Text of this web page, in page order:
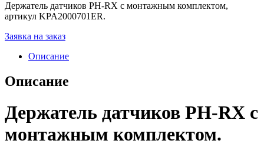
Держатель датчиков PH-RX с монтажным комплектом,
артикул KPA2000701ER.
Заявка на заказ
Описание
Описание
Держатель датчиков PH-RX с
монтажным комплектом.